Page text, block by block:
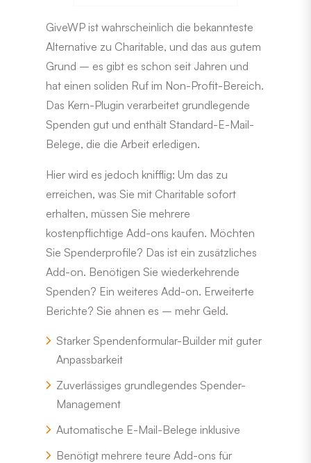
GiveWP ist wahrscheinlich die bekannteste
Alternative zu Charitable, und das aus gutem
Grund – es gibt es schon seit Jahren und
hat einen soliden Ruf im Non-Profit-Bereich.
Das Kern-Plugin verarbeitet grundlegende
Spenden gut und enthält Standard-E-Mail-
Belege, die die Arbeit erledigen.
Hier wird es jedoch knifflig: Um das zu
erreichen, was Sie mit Charitable sofort
erhalten, müssen Sie mehrere
kostenpflichtige Add-ons kaufen. Möchten
Sie Spenderprofile? Das ist ein zusätzliches
Add-on. Benötigen Sie wiederkehrende
Spenden? Ein weiteres Add-on. Erweiterte
Berichte? Sie ahnen es – mehr Geld.
Starker Spendenformular-Builder mit guter
Anpassbarkeit
Zuverlässiges grundlegendes Spender-
Management
Automatische E-Mail-Belege inklusive
Benötigt mehrere teure Add-ons für